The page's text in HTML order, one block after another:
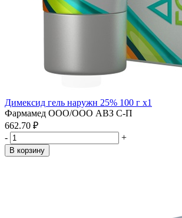
Димексид гель наружн 25% 100 г x1
Фармамед ООО/ООО АВЗ С-П
662.70 ₽
-
+
В корзину